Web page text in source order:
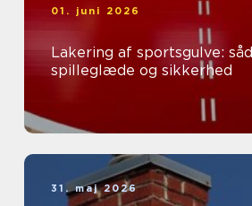
01. juni 2026
Lakering af sportsgulve:
spilleglæde og sikkerhed
31. maj 2026